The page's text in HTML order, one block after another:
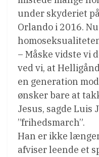
under skyderiet
Orlando i 2016.
– Måske vidste vi
ved vi, at
en generation
ønsker bare at
Jesus, sagde Luis
”frihedsmarch”.
Han er ikke
afviser leende et